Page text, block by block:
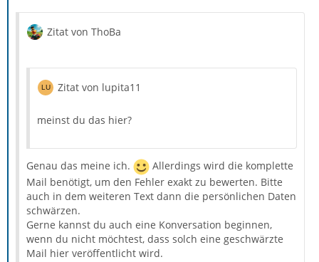
Zitat von ThoBa
Zitat von lupita11
meinst du das hier?
Genau das meine ich.
Allerdings wird die komplette
Mail benötigt, um den Fehler exakt zu bewerten. Bitte
auch in dem weiteren Text dann die persönlichen Daten
schwärzen.
Gerne kannst du auch eine Konversation beginnen,
wenn du nicht möchtest, dass solch eine geschwärzte
Mail hier veröffentlicht wird.